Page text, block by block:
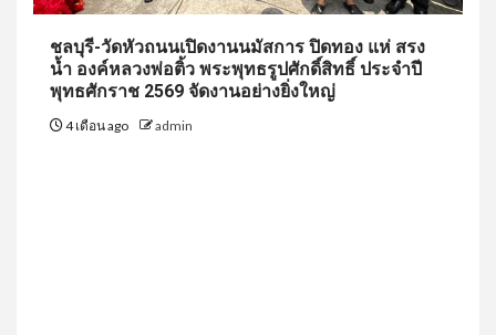
ชลบุรี-วัดหัวถนนเปิดงานนมัสการ ปิดทอง แห่ สรง
น้ำ องค์หลวงพ่อติ้ว พระพุทธรูปศักดิ์สิทธิ์ ประจำปี
พุทธศักราช 2569 จัดงานอย่างยิ่งใหญ่
4 เดือน ago admin